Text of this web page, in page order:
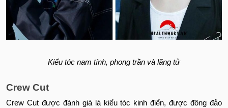
Kiểu tóc nam tính, phong trần và lãng tử
Crew Cut
Crew Cut được đánh giá là kiểu tóc kinh điển, được đông đảo